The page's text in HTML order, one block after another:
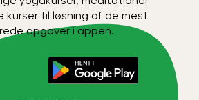
kurser til løsning af de mest
opgaver i appen.